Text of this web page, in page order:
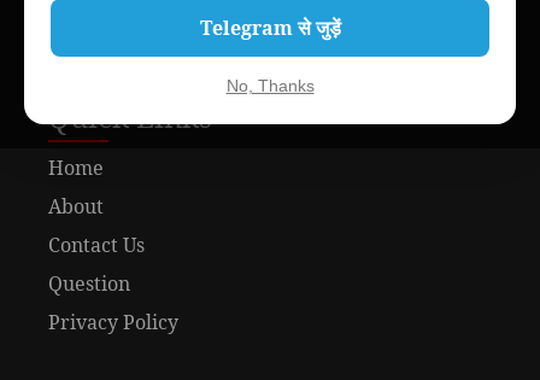
Telegram से जुड़ें
No, Thanks
Quick Links
Home
About
Contact Us
Question
Privacy Policy